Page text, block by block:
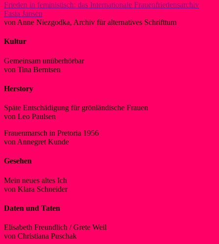
Frieden in feministisch: das Internationale Frauenfriedensarchiv
Fasia Jansen
von Anne Niezgodka, Archiv für alternatives Schrifttum
Kultur
Gemeinsam unüberhörbar
von Tina Berntsen
Herstory
Späte Entschädigung für grönländische Frauen
von Leo Paulsen
Frauenmarsch in Pretoria 1956
von Annegret Kunde
Gesehen
Mein neues altes Ich
von Klara Schneider
Daten und Taten
Elisabeth Freundlich / Grete Weil
von Christiana Puschak